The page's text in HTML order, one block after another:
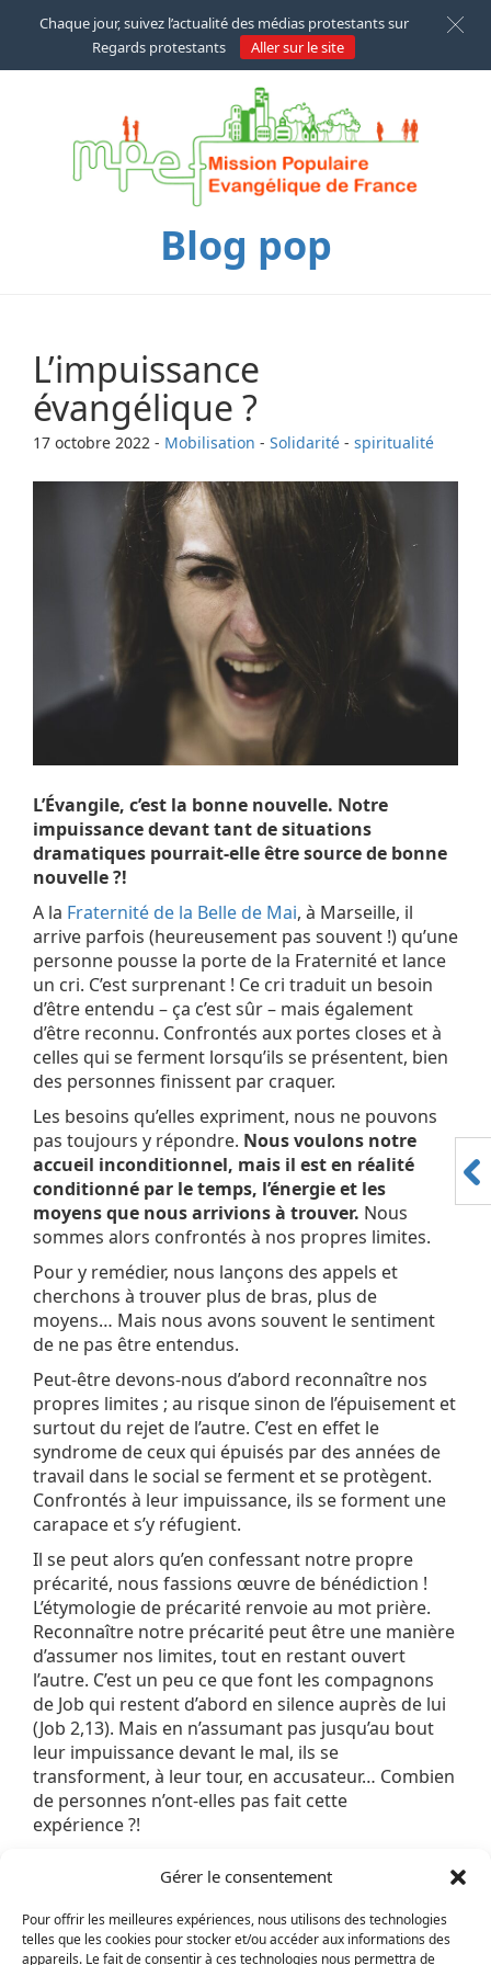
Gérer le consentement
Pour offrir les meilleures expériences, nous utilisons des technologies
telles que les cookies pour stocker et/ou accéder aux informations des
appareils. Le fait de consentir à ces technologies nous permettra de
Blog pop
L’impuissance
évangélique ?
17 octobre 2022 - Mobilisation - Solidarité - spiritualité
L’Évangile, c’est la bonne nouvelle. Notre
impuissance devant tant de situations
dramatiques pourrait-elle être source de bonne
nouvelle ?!
A la Fraternité de la Belle de Mai, à Marseille, il
arrive parfois (heureusement pas souvent !) qu’une
personne pousse la porte de la Fraternité et lance
un cri. C’est surprenant ! Ce cri traduit un besoin
d’être entendu – ça c’est sûr – mais également
d’être reconnu. Confrontés aux portes closes et à
celles qui se ferment lorsqu’ils se présentent, bien
des personnes finissent par craquer.
Les besoins qu’elles expriment, nous ne pouvons
pas toujours y répondre. Nous voulons notre
accueil inconditionnel, mais il est en réalité
conditionné par le temps, l’énergie et les
moyens que nous arrivions à trouver. Nous
sommes alors confrontés à nos propres limites.
Pour y remédier, nous lançons des appels et
cherchons à trouver plus de bras, plus de
moyens… Mais nous avons souvent le sentiment
de ne pas être entendus.
Peut-être devons-nous d’abord reconnaître nos
propres limites ; au risque sinon de l’épuisement et
surtout du rejet de l’autre. C’est en effet le
syndrome de ceux qui épuisés par des années de
travail dans le social se ferment et se protègent.
Confrontés à leur impuissance, ils se forment une
carapace et s’y réfugient.
Il se peut alors qu’en confessant notre propre
précarité, nous fassions œuvre de bénédiction !
L’étymologie de précarité renvoie au mot prière.
Reconnaître notre précarité peut être une manière
d’assumer nos limites, tout en restant ouvert
l’autre. C’est un peu ce que font les compagnons
de Job qui restent d’abord en silence auprès de lui
(Job 2,13). Mais en n’assumant pas jusqu’au bout
leur impuissance devant le mal, ils se
transforment, à leur tour, en accusateur… Combien
de personnes n’ont-elles pas fait cette
expérience ?!
adressé, mais que je prends le temps d’une parole
autour d’un café, il arrive parfois que cette
réponse aille bien au-delà de qui a d’abord été
demandé et que cela soit une occasion de bonne
Chaque jour, suivez l’actualité des médias protestants sur
Regards protestants
Aller sur le site